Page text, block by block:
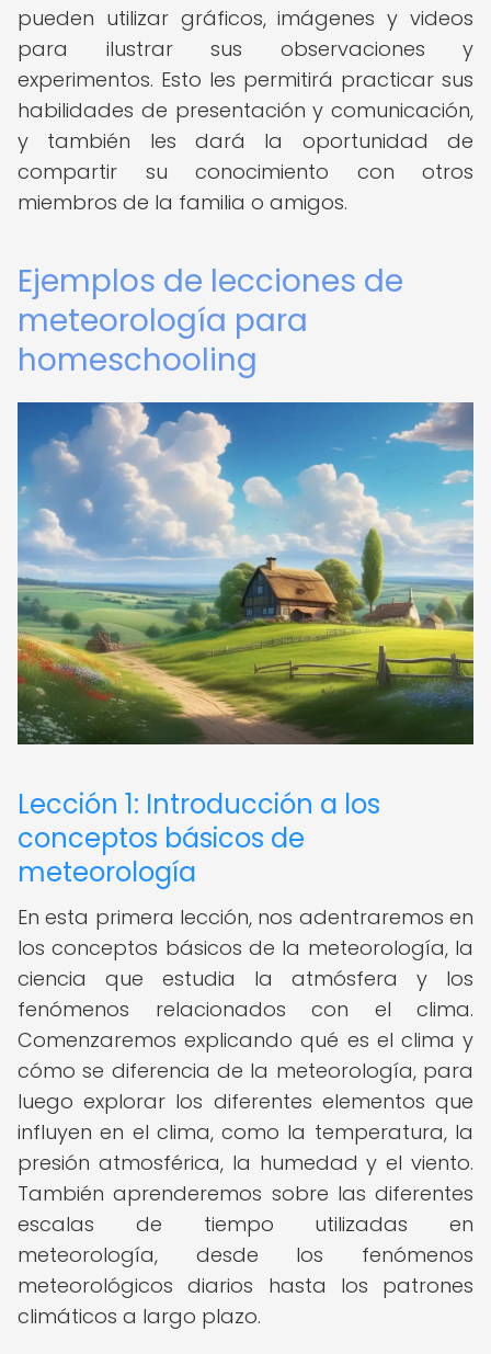
pueden utilizar gráficos, imágenes y videos
para ilustrar sus observaciones y
experimentos. Esto les permitirá practicar sus
habilidades de presentación y comunicación,
y también les dará la oportunidad de
compartir su conocimiento con otros
miembros de la familia o amigos.
Ejemplos de lecciones de
meteorología para
homeschooling
Lección 1: Introducción a los
conceptos básicos de
meteorología
En esta primera lección, nos adentraremos en
los conceptos básicos de la meteorología, la
ciencia que estudia la atmósfera y los
fenómenos relacionados con el clima.
Comenzaremos explicando qué es el clima y
cómo se diferencia de la meteorología, para
luego explorar los diferentes elementos que
influyen en el clima, como la temperatura, la
presión atmosférica, la humedad y el viento.
También aprenderemos sobre las diferentes
escalas de tiempo utilizadas en
meteorología, desde los fenómenos
meteorológicos diarios hasta los patrones
climáticos a largo plazo.